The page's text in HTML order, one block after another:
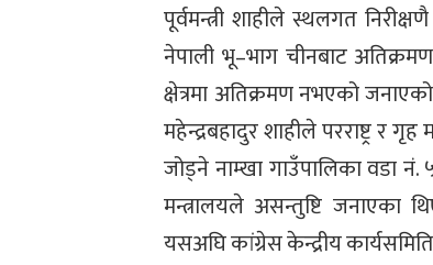
पूर्वमन्त्री शाहीले स्थलगत
नेपाली भू–भाग चीनबाट
क्षेत्रमा अतिक्रमण नभएको जनाएको
महेन्द्रबहादुर शाहीले परराष्ट्र र
जोड्ने नाम्खा गाउँपालिका वडा नं.
मन्त्रालयले असन्तुष्टि जनाएका
यसअघि कांग्रेस केन्द्रीय